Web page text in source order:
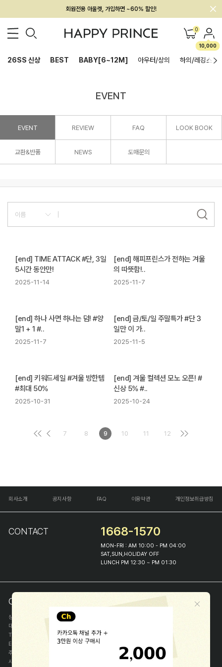
회원전용 아울렛, 가입하면 ~60% 할인!
멤버십 최대 28,000원 혜택 0
10,000
26SS 신상 BEST BABY[6~12M] 아우터/상의 하의/레깅스
EVENT
EVENT REVIEW FAQ LOOK BOOK
교환&반품 NEWS 도매문의
[end] TIME ATTACK #단, 3일
5시간 동안만!
2025-11-14
[end] 해피프린스가 전하는 겨울
의 따뜻함!..
2025-11-7
[end] 하나 사면 하나는 덤! #양
말1 + 1 #..
2025-11-7
[end] 금/토/일 주말특가 #단 3
일만 이 가..
2025-11-5
[end] 키워드세일 #겨울 방한템
#최대 50%
2025-10-31
[end] 겨울 컬렉션 모노 오픈! #
신상 5% #..
2025-10-24
7 8 9 10 11 12
회사소개 공지사항 FAQ 이용약관 개인정보취급방침
CONTACT 1668-1570
MON-FRI : AM 10:00 - PM 04:00
SAT,SUN,HOLIDAY OFF
LUNCH PM 12:30 ~ PM 01:30
COMPANY INFO
상호
(주)해피프린스
대표
TEL
1668-1570
E-MAIL
help@happyprince.co.kr
주소
사업자등록번호